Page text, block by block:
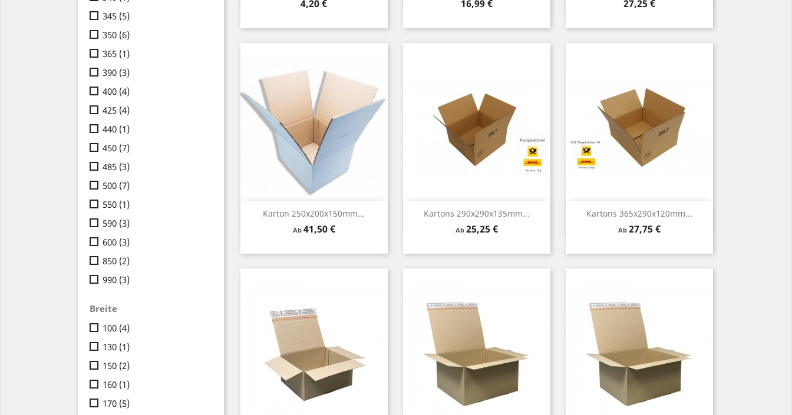
345 (5)
350 (6)
365 (1)
390 (3)
400 (4)
425 (4)
440 (1)
450 (7)
485 (3)
500 (7)
550 (1)
590 (3)
600 (3)
850 (2)
990 (3)
Breite
100 (4)
130 (1)
150 (2)
160 (1)
170 (5)
Preis
4,20 € Preis
16,99 € Preis
27,25 €
Karton 250x200x150mm...
Ab Preis
41,50 €
Vorschau Kartons 290x290x135mm...
Ab Preis
25,25 €
Vorschau
Braun
Kartons 365x290x120mm...
Ab Preis
27,75 €
Vorschau